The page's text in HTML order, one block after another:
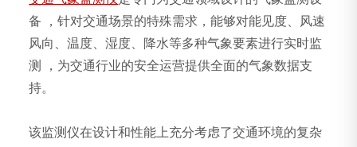
备 ，针对交通场景的特殊需求，能够对能见度、风速
风向、温度、湿度、降水等多种气象要素进行实时监
测 ，为交通行业的安全运营提供全面的气象数据支
持。
该监测仪在设计和性能上充分考虑了交通环境的复杂